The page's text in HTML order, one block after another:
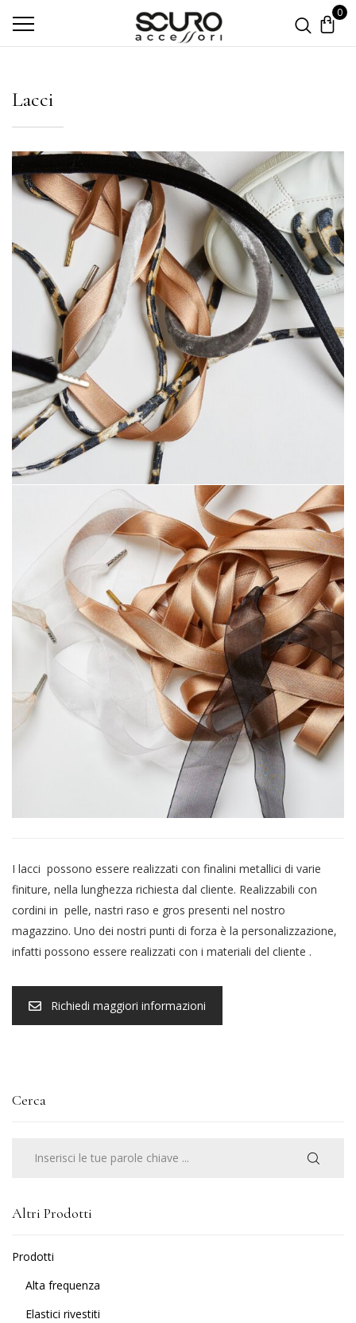
0
Lacci
I lacci possono essere realizzati con finalini metallici di varie
finiture, nella lunghezza richiesta dal cliente. Realizzabili con
cordini in pelle, nastri raso e gros presenti nel nostro
magazzino. Uno dei nostri punti di forza è la personalizzazione,
infatti possono essere realizzati con i materiali del cliente .
Richiedi maggiori informazioni
Cerca
Altri Prodotti
Prodotti
Alta frequenza
Elastici rivestiti